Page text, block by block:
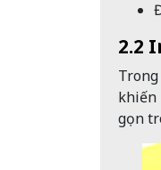
2.2
khiến
gọn